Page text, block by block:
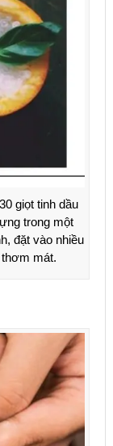
giọt tinh dầu
trong một
đặt vào nhiều
mát.